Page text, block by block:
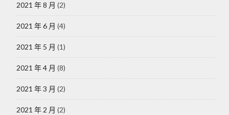
2021 年 8 月 (2)
2021 年 6 月 (4)
2021 年 5 月 (1)
2021 年 4 月 (8)
2021 年 3 月 (2)
2021 年 2 月 (2)